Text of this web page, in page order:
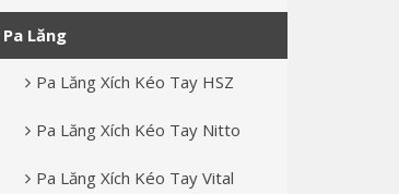
Pa Lăng
Pa Lăng Xích Kéo Tay HSZ
Pa Lăng Xích Kéo Tay Nitto
Pa Lăng Xích Kéo Tay Vital